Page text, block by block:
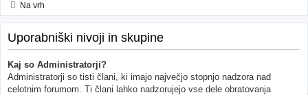
Na vrh
Uporabniški nivoji in skupine
Kaj so Administratorji?
Administratorji so tisti člani, ki imajo največjo stopnjo nadzora nad
celotnim forumom. Ti člani lahko nadzorujejo vse dele obratovanja